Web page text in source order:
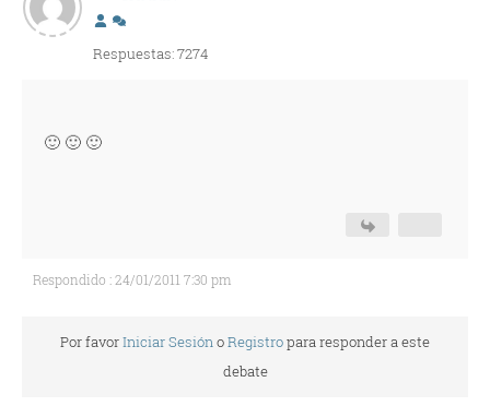
Respuestas: 7274
🙂 🙂 🙂
Respondido : 24/01/2011 7:30 pm
Por favorIniciar SesiónoRegistropara responder a este
debate